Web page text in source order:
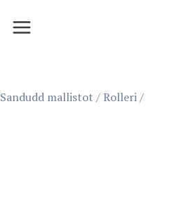
Sandudd mallistot /Rolleri/